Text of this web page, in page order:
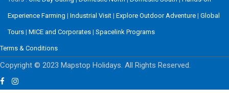
Experience Farming | Industrial Visit | Explore Outdoor Adventure | Global
Tours | MICE and Corporates | Spacelink Programs
Terms & Conditions
Copyright © 2023 Mapstop Holidays. All Rights Reserved.